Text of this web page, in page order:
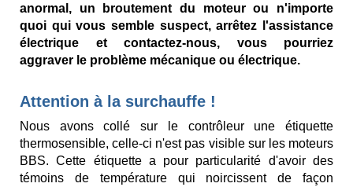
anormal, un broutement du moteur ou n'importe
quoi qui vous semble suspect, arrêtez l'assistance
électrique et contactez-nous, vous pourriez
aggraver le problème mécanique ou électrique.
Attention à la surchauffe !
Nous avons collé sur le contrôleur une étiquette
thermosensible, celle-ci n'est pas visible sur les moteurs
BBS. Cette étiquette a pour particularité d'avoir des
témoins de température qui noircissent de façon